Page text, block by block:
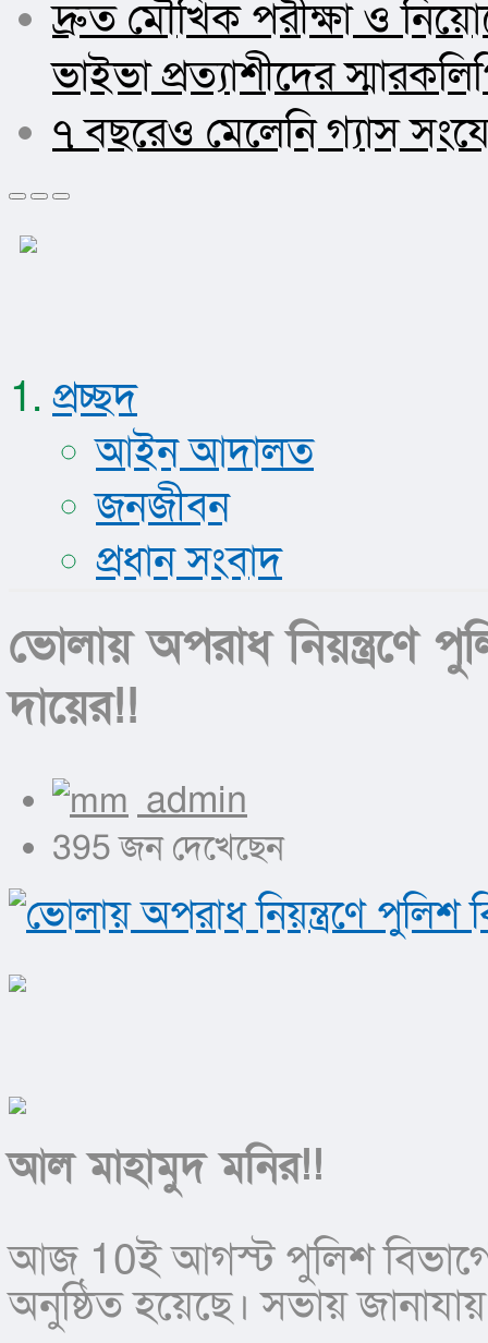
দ্রুত মৌখিক পরীক্ষা ও
ভাইভা প্রত্যাশীদের
৭ বছরেও মেলেনি গ্যাস
প্রচ্ছদ
আইন আদালত
জনজীবন
প্রধান সংবাদ
ভোলায় অপরাধ নিয়ন্ত্রণে
দায়ের!!
admin
395 জন দেখেছেন
আল মাহামুদ মনির!!
আজ 10ই আগস্ট পুলিশ
অনুষ্ঠিত হয়েছে। সভায় জানাযায়